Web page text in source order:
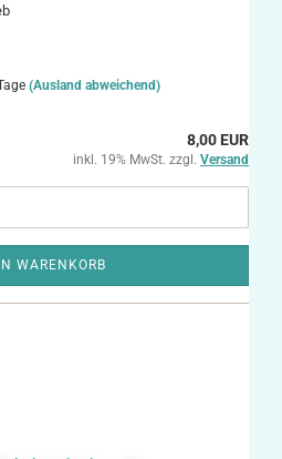
(Ausland abweichend)
8,00 EUR
inkl. 19% MwSt. zzgl. Versand
WARENKORB